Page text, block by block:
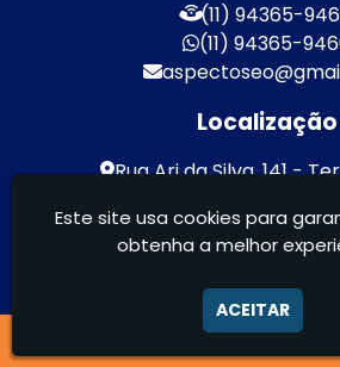
(11) 94365-
(11) 94365-
Localização
Rua Ari da Silva, 141 -
Aspecto Comunicação Visual
Este site usa cookies para
obtenha a melhor
ACEITAR